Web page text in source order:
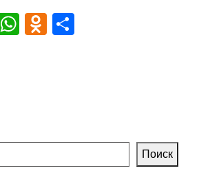
Mail.Ru
WhatsApp
Odnoklassniki
Поиск